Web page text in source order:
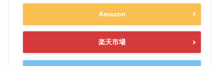
Amazon
楽天市場